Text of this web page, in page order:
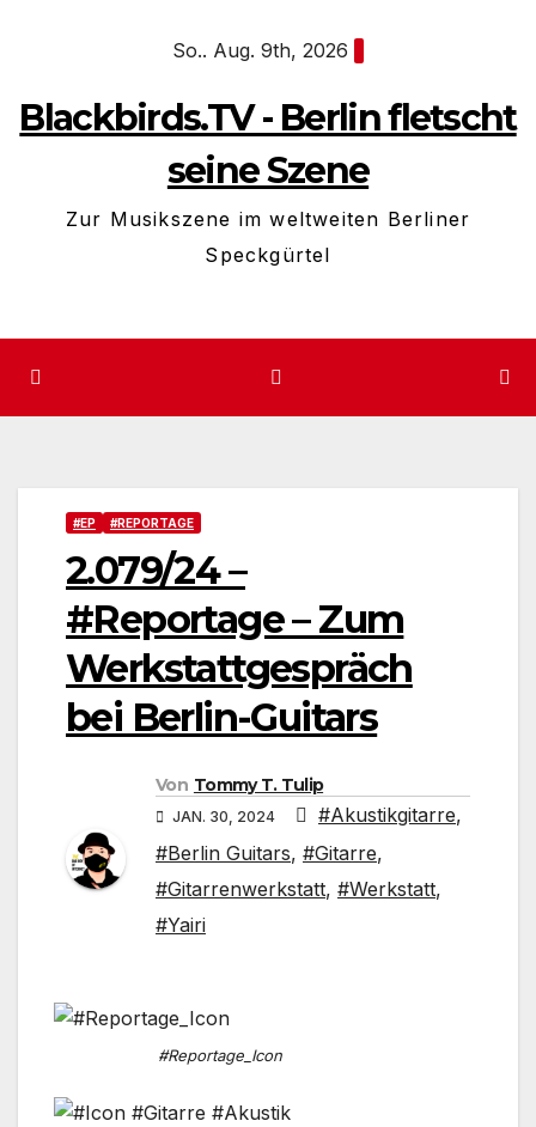
So.. Aug. 9th, 2026
Blackbirds.TV - Berlin fletscht
seine Szene
Zur Musikszene im weltweiten Berliner
Speckgürtel
#EP #REPORTAGE
2.079/24 –
#Reportage – Zum
Werkstattgespräch
bei Berlin-Guitars
Von Tommy T. Tulip
JAN. 30, 2024 #Akustikgitarre,
#Berlin Guitars, #Gitarre,
#Gitarrenwerkstatt, #Werkstatt,
#Yairi
#Reportage_Icon